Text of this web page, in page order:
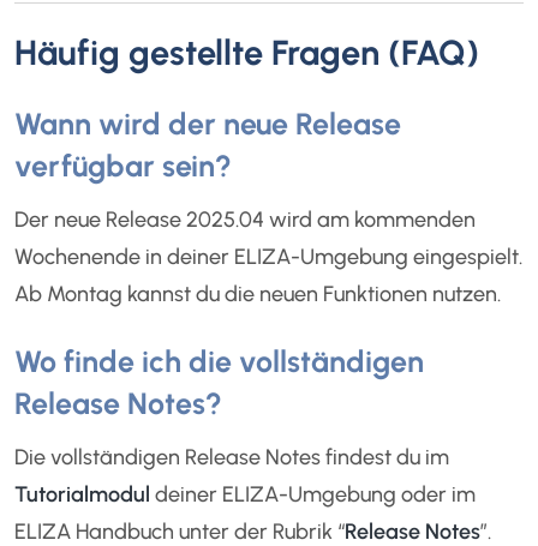
Häufig gestellte Fragen (FAQ)
Wann wird der neue Release
verfügbar sein?
Der neue Release 2025.04 wird am kommenden
Wochenende in deiner ELIZA-Umgebung eingespielt.
Ab Montag kannst du die neuen Funktionen nutzen.
Wo finde ich die vollständigen
Release Notes?
Die vollständigen Release Notes findest du im
Tutorialmodul deiner ELIZA-Umgebung oder im
ELIZA Handbuch unter der Rubrik “Release Notes”.